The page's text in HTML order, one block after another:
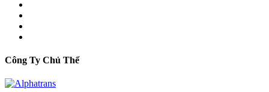
Công Ty Chủ Thể